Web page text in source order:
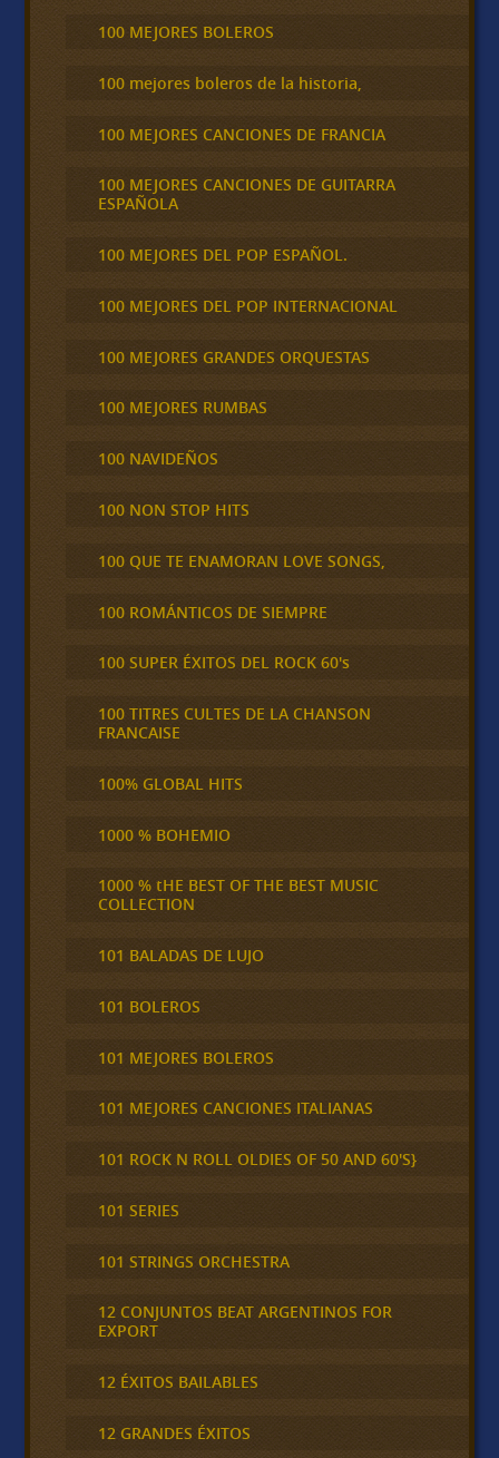
100 MEJORES BOLEROS
100 mejores boleros de la historia,
100 MEJORES CANCIONES DE FRANCIA
100 MEJORES CANCIONES DE GUITARRA
ESPAÑOLA
100 MEJORES DEL POP ESPAÑOL.
100 MEJORES DEL POP INTERNACIONAL
100 MEJORES GRANDES ORQUESTAS
100 MEJORES RUMBAS
100 NAVIDEÑOS
100 NON STOP HITS
100 QUE TE ENAMORAN LOVE SONGS,
100 ROMÁNTICOS DE SIEMPRE
100 SUPER ÉXITOS DEL ROCK 60's
100 TITRES CULTES DE LA CHANSON
FRANCAISE
100% GLOBAL HITS
1000 % BOHEMIO
1000 % tHE BEST OF THE BEST MUSIC
COLLECTION
101 BALADAS DE LUJO
101 BOLEROS
101 MEJORES BOLEROS
101 MEJORES CANCIONES ITALIANAS
101 ROCK N ROLL OLDIES OF 50 AND 60'S}
101 SERIES
101 STRINGS ORCHESTRA
12 CONJUNTOS BEAT ARGENTINOS FOR
EXPORT
12 ÉXITOS BAILABLES
12 GRANDES ÉXITOS